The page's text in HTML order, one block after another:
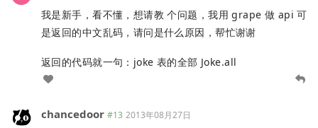
我是新手，看不懂，想请教 个问题，我用 grape 做 api 可
是返回的中文乱码，请问是什么原因，帮忙谢谢
返回的代码就一句：joke 表的全部 Joke.all
chancedoor #13 2013年08月27日